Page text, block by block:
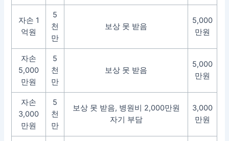
자손 1
억원
5
천
만
보상 못 받음
5,000
만원
자손
5,000
만원
5
천
만
보상 못 받음
5,000
만원
자손
3,000
만원
5
천
만
보상 못 받음, 병원비 2,000만원
자기 부담
3,000
만원